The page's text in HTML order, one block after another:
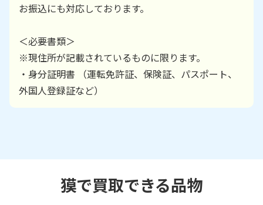
お振込にも対応しております。
＜必要書類＞
※現住所が記載されているものに限ります。
・身分証明書 （運転免許証、保険証、パスポート、
外国人登録証など）
獏で買取できる品物